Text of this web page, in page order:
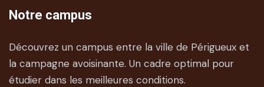
Notre campus
Découvrez un campus entre la ville de Périgueux et
la campagne avoisinante. Un cadre optimal pour
étudier dans les meilleures conditions.